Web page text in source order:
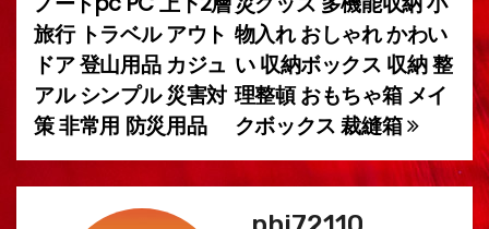
ゲ
ー
シ
ョ
ン
物入れ おしゃれ かわい
い 収納ボックス 収納 整
理整頓 おもちゃ箱 メイ
クボックス 裁縫箱
旅行 トラベル アウト
ドア 登山用品 カジュ
アル シンプル 災害対
策 非常用 防災用品